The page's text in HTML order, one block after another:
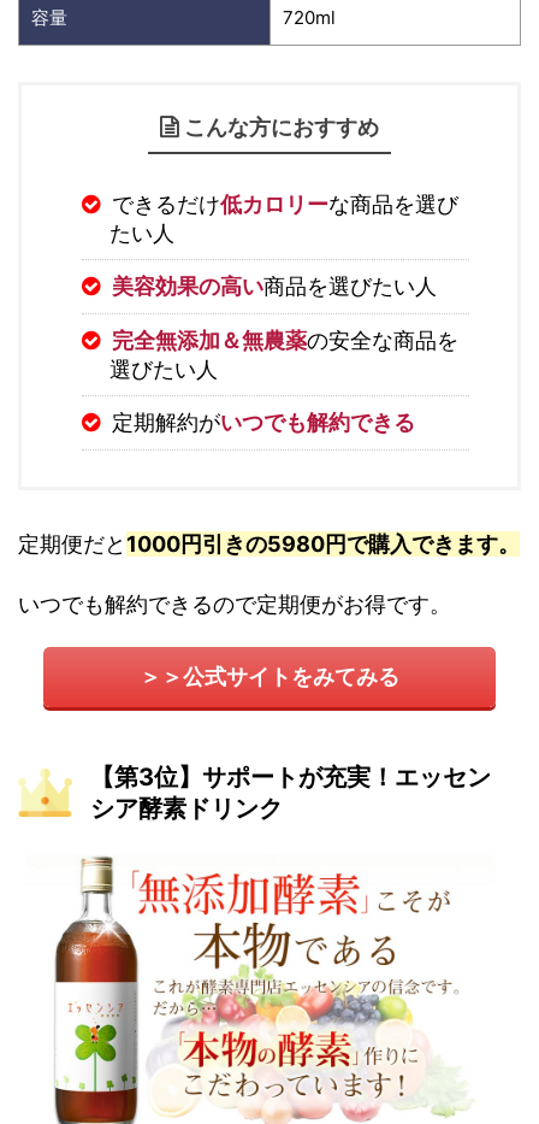
容量 720ml
こんな方におすすめ
できるだけ低カロリーな商品を選び
たい人
美容効果の高い商品を選びたい人
完全無添加＆無農薬の安全な商品を
選びたい人
定期解約がいつでも解約できる
定期便だと 1000円引きの5980円で購入できます。
いつでも解約できるので定期便がお得です。
＞＞公式サイトをみてみる
【第3位】サポートが充実！エッセン
シア酵素ドリンク